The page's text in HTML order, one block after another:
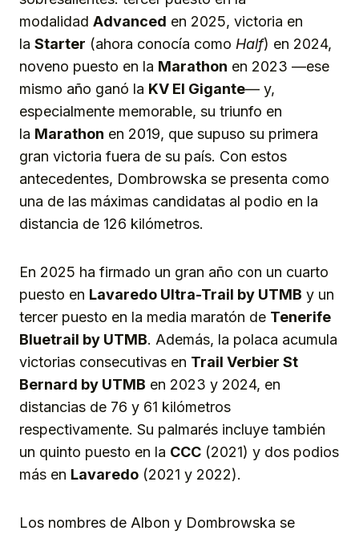
modalidad Advanced en 2025, victoria en
la Starter (ahora conocía como Half) en 2024,
noveno puesto en la Marathon en 2023 —ese
mismo año ganó la KV El Gigante— y,
especialmente memorable, su triunfo en
la Marathon en 2019, que supuso su primera
gran victoria fuera de su país. Con estos
antecedentes, Dombrowska se presenta como
una de las máximas candidatas al podio en la
distancia de 126 kilómetros.
En 2025 ha firmado un gran año con un cuarto
puesto en Lavaredo Ultra-Trail by UTMB y un
tercer puesto en la media maratón de Tenerife
Bluetrail by UTMB. Además, la polaca acumula
victorias consecutivas en Trail Verbier St
Bernard by UTMB en 2023 y 2024, en
distancias de 76 y 61 kilómetros
respectivamente. Su palmarés incluye también
un quinto puesto en la CCC (2021) y dos podios
más en Lavaredo (2021 y 2022).
Los nombres de Albon y Dombrowska se